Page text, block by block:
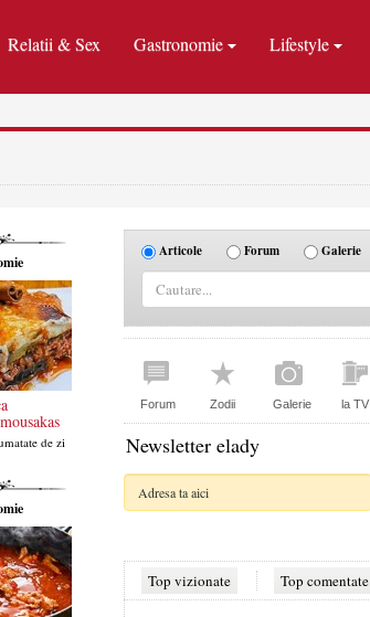
Relatii & Sex Gastronomie Lifestyle
de zi
Articole Forum Galerie
Forum Zodii Galerie la TV
Newsletter elady
Top vizionate Top comentate